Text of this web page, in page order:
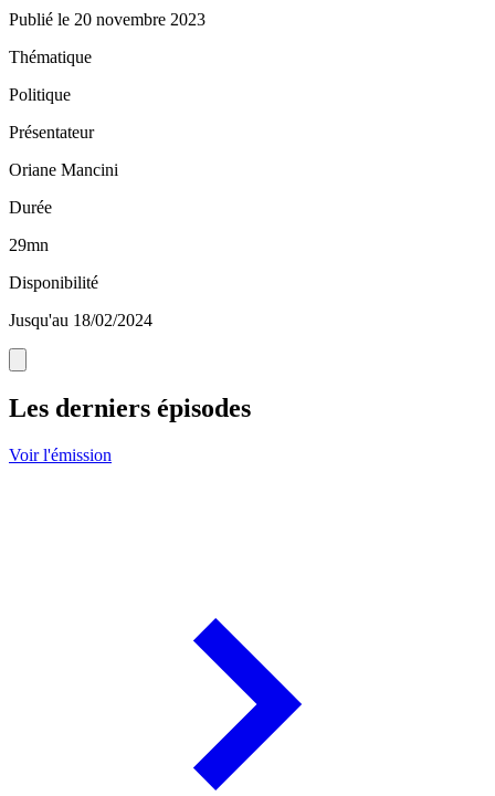
Publié le 20 novembre 2023
Thématique
Politique
Présentateur
Oriane Mancini
Durée
29mn
Disponibilité
Jusqu'au 18/02/2024
Les derniers épisodes
Voir l'émission